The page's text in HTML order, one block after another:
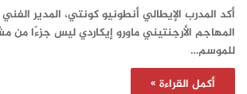
أكد المدرب الإيطالي أنطونيو كونتي، المدير الفني
المهاجم الأرجنتيني ماورو إيكاردي ليس جزءًا من
للموسم…
أكمل القراءة »